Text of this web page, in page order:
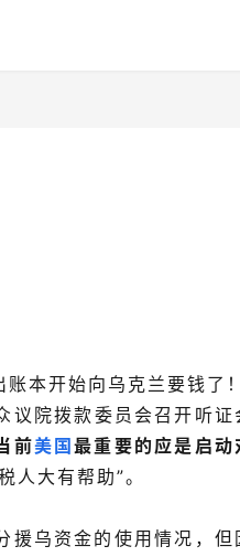
本开始向乌克兰要钱了！
议院拨款委员会召开听
前美国最重要的应是启
人大有帮助”。
乌资金的使用情况，但